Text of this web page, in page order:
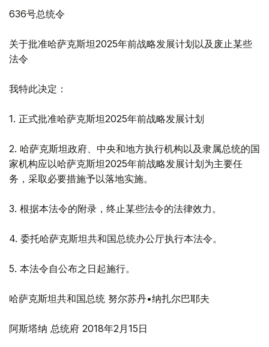
636号总统令
关于批准哈萨克斯坦2025年前战略发展计划以及废止某些
法令
我特此决定：
1. 正式批准哈萨克斯坦2025年前战略发展计划
2. 哈萨克斯坦政府、中央和地方执行机构以及隶属总统的国
家机构应以哈萨克斯坦2025年前战略发展计划为主要任
务，采取必要措施予以落地实施。
3. 根据本法令的附录，终止某些法令的法律效力。
4. 委托哈萨克斯坦共和国总统办公厅执行本法令。
5. 本法令自公布之日起施行。
哈萨克斯坦共和国总统 努尔苏丹•纳扎尔巴耶夫
阿斯塔纳 总统府 2018年2月15日